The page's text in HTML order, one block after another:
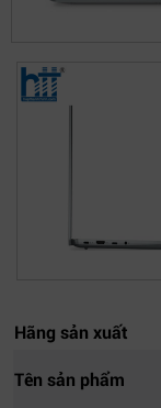
Hãng sản xuất
Tên sản phẩm